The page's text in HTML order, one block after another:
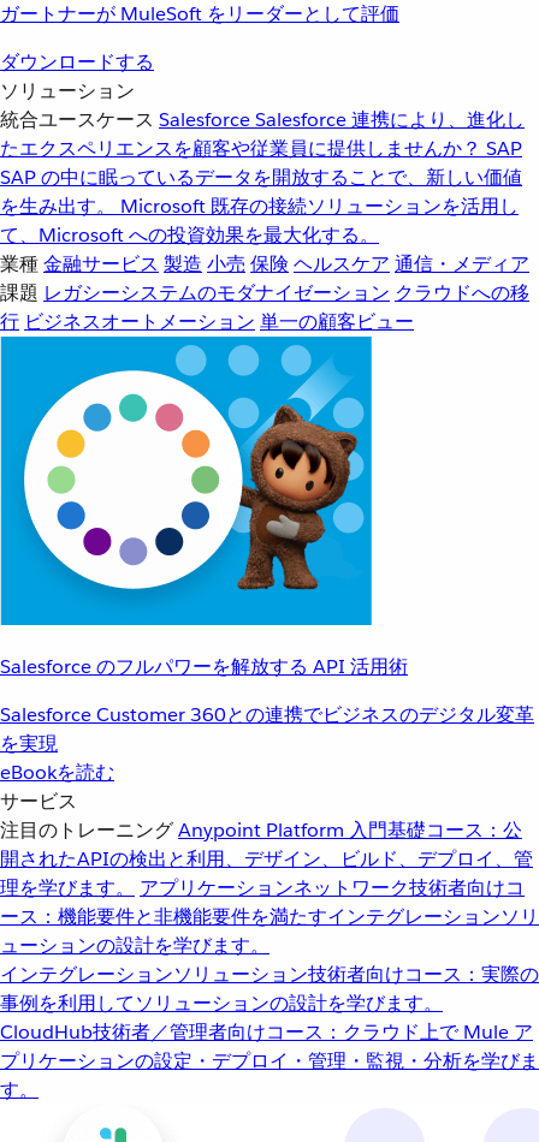
ガートナーが MuleSoft をリーダーとして評価
ダウンロードする
ソリューション
統合ユースケース SalesforceSalesforce 連携により、進化し
たエクスペリエンスを顧客や従業員に提供しませんか？ SAP
SAP の中に眠っているデータを開放することで、新しい価値
を生み出す。
Microsoft 既存の接続ソリューションを活用し
て、Microsoft への投資効果を最大化する。
業種金融サービス 製造 小売 保険 ヘルスケア 通信・メディア
課題 レガシーシステムのモダナイゼーション クラウドへの移
行 ビジネスオートメーション 単一の顧客ビュー
Salesforce のフルパワーを解放する API 活用術
Salesforce Customer 360との連携でビジネスのデジタル変革
を実現
eBookを読む
サービス
注目のトレーニングAnypoint Platform 入門基礎コース：公
開されたAPIの検出と利用、デザイン、ビルド、デプロイ、管
理を学びます。
アプリケーションネットワーク技術者向けコ
ース：機能要件と非機能要件を満たすインテグレーションソリ
ューションの設計を学びます。
インテグレーションソリューション技術者向けコース：実際の
事例を利用してソリューションの設計を学びます。
CloudHub技術者／管理者向けコース：クラウド上で Mule ア
プリケーションの設定・デプロイ・管理・監視・分析を学びま
す。